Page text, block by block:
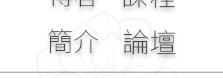
論壇
簡介